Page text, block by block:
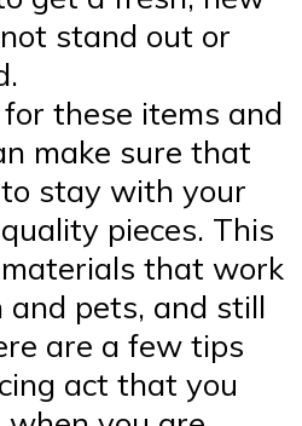
stand out or
these items and
make sure that
stay with your
pieces. This
that work
pets, and still
are a few tips
act that you